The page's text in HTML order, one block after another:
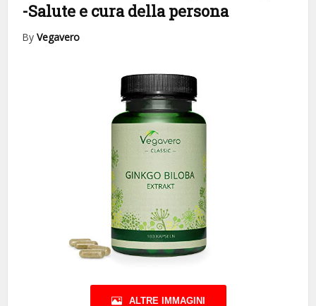
-Salute e cura della persona
ByVegavero
ALTRE IMMAGINI